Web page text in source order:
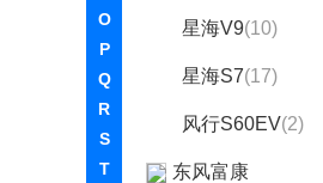
O
P
Q
R
S
T
星海V9(10)
星海S7(17)
风行S60EV(2)
东风富康